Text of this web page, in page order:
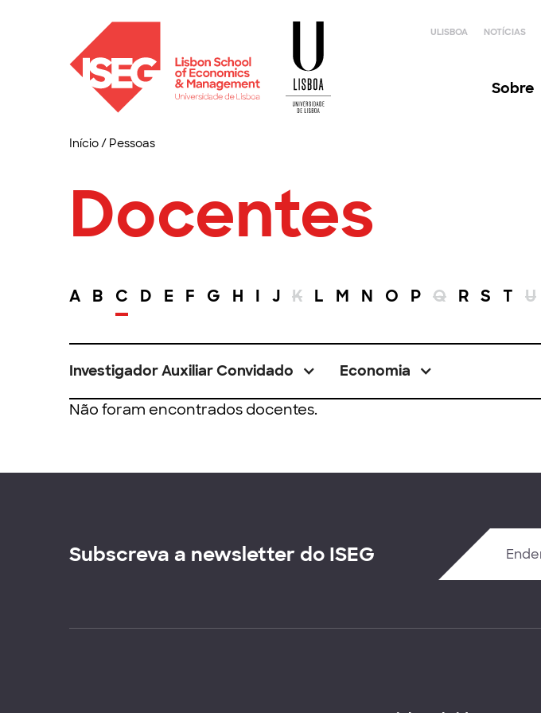
ULISBOA NOTÍCIAS
Sobre
Início/ Pessoas
Docentes
A B C D E F G H I J K L M N O P Q R S T U
Investigador Auxiliar Convidado Economia
Não foram encontrados docentes.
Subscreva a newsletter do ISEG